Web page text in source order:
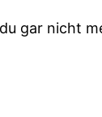
gar nicht